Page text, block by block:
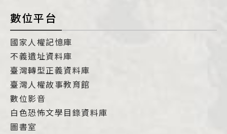
數位平台
國家人權記憶庫
不義遺址資料庫
臺灣轉型正義資料庫
臺灣人權故事教育館
數位影音
白色恐怖文學目錄資料庫
圖書室